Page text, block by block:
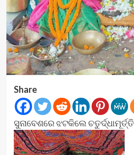
Share
ସୁନାବେଶରେ ଝଟକିଲେ ଚତୁର୍ଦ୍ଧାମୂର୍ତ୍ତି